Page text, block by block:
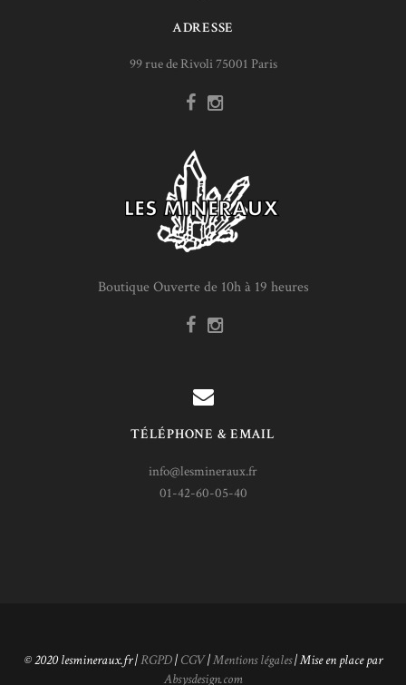
ADRESSE
99 rue de Rivoli 75001 Paris
Boutique Ouverte de 10h à 19 heures
TÉLÉPHONE & EMAIL
info@lesmineraux.fr
01-42-60-05-40
© 2020 lesmineraux.fr |RGPD| CGV|Mentions légales| Mise en place par
Absysdesign.com